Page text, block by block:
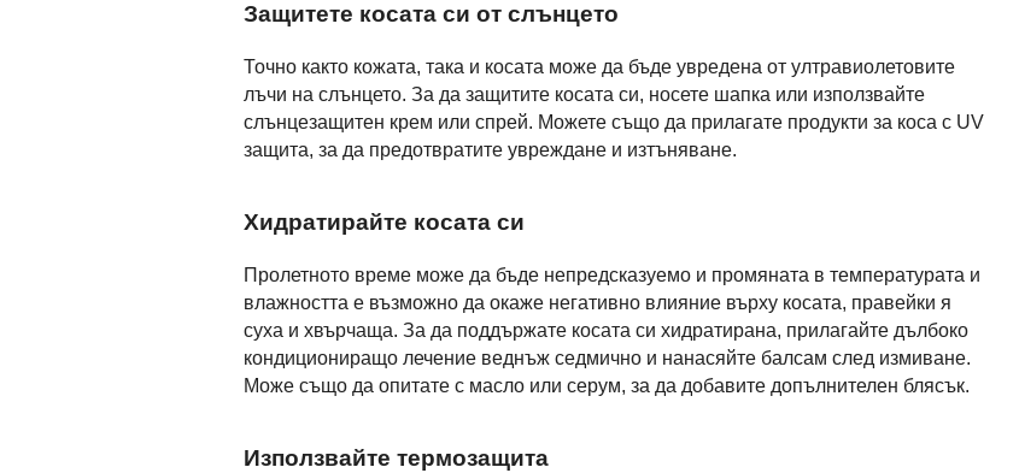
Защитете косата си от слънцето
Точно както кожата, така и косата може да бъде увредена от ултравиолетовите
лъчи на слънцето. За да защитите косата си, носете шапка или използвайте
слънцезащитен крем или спрей. Можете също да прилагате продукти за коса с UV
защита, за да предотвратите увреждане и изтъняване.
Хидратирайте косата си
Пролетното време може да бъде непредсказуемо и промяната в температурата и
влажността е възможно да окаже негативно влияние върху косата, правейки я
суха и хвърчаща. За да поддържате косата си хидратирана, прилагайте дълбоко
кондициониращо лечение веднъж седмично и нанасяйте балсам след измиване.
Може също да опитате с масло или серум, за да добавите допълнителен блясък.
Използвайте термозащита